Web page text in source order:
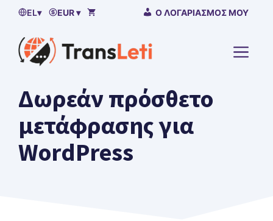
Μετάβαση
περιεχόμενο
EL▾ EUR ▾ Ο ΛΟΓΑΡΙΑΣΜΌΣ ΜΟΥ
Δωρεάν πρόσθετο
μετάφρασης για
WordPress